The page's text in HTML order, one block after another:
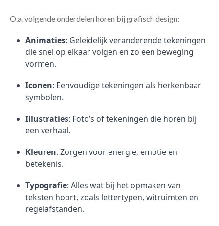
O.a. volgende onderdelen horen bij grafisch design:
Animaties: Geleidelijk veranderende tekeningen
die snel op elkaar volgen en zo een beweging
vormen.
Iconen: Eenvoudige tekeningen als herkenbaar
symbolen.
Illustraties: Foto’s of tekeningen die horen bij
een verhaal.
Kleuren: Zorgen voor energie, emotie en
betekenis.
Typografie: Alles wat bij het opmaken van
teksten hoort, zoals lettertypen, witruimten en
regelafstanden.